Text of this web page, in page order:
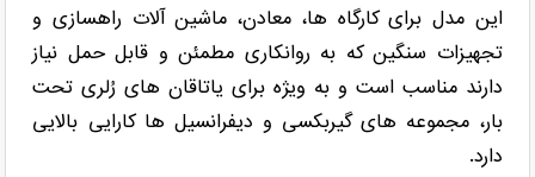
این مدل برای کارگاه ها، معادن، ماشین آلات راهسازی و
تجهیزات سنگین که به روانکاری مطمئن و قابل حمل نیاز
دارند مناسب است و به ویژه برای یاتاقان های رُلری تحت
بار، مجموعه های گیربکسی و دیفرانسیل ها کارایی بالایی
دارد.